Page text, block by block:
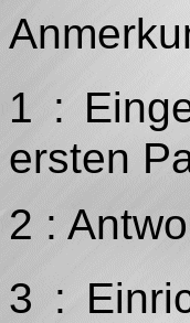
1 :
ersten
2 :
3 :